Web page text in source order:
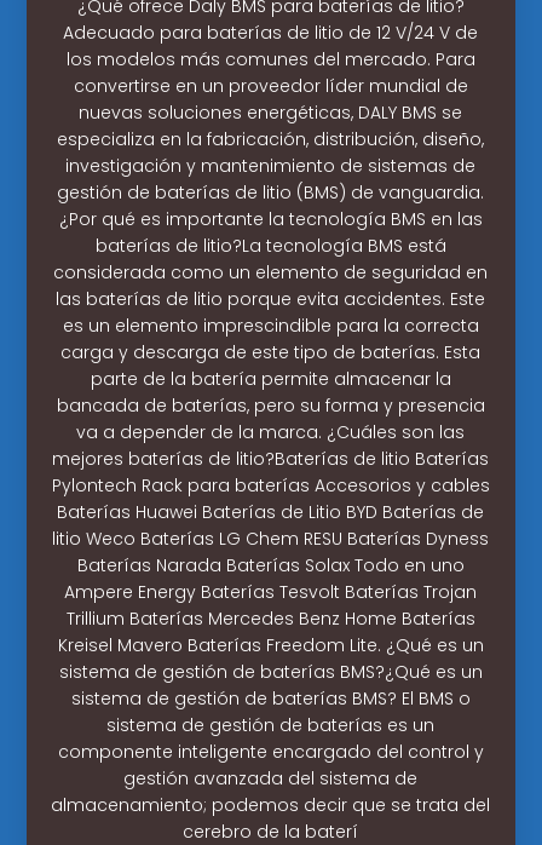
¿Qué ofrece Daly BMS para baterías de litio?
Adecuado para baterías de litio de 12 V/24 V de
los modelos más comunes del mercado. Para
convertirse en un proveedor líder mundial de
nuevas soluciones energéticas, DALY BMS se
especializa en la fabricación, distribución, diseño,
investigación y mantenimiento de sistemas de
gestión de baterías de litio (BMS) de vanguardia.
¿Por qué es importante la tecnología BMS en las
baterías de litio?La tecnología BMS está
considerada como un elemento de seguridad en
las baterías de litio porque evita accidentes. Este
es un elemento imprescindible para la correcta
carga y descarga de este tipo de baterías. Esta
parte de la batería permite almacenar la
bancada de baterías, pero su forma y presencia
va a depender de la marca. ¿Cuáles son las
mejores baterías de litio?Baterías de litio Baterías
Pylontech Rack para baterías Accesorios y cables
Baterías Huawei Baterías de Litio BYD Baterías de
litio Weco Baterías LG Chem RESU Baterías Dyness
Baterías Narada Baterías Solax Todo en uno
Ampere Energy Baterías Tesvolt Baterías Trojan
Trillium Baterías Mercedes Benz Home Baterías
Kreisel Mavero Baterías Freedom Lite. ¿Qué es un
sistema de gestión de baterías BMS?¿Qué es un
sistema de gestión de baterías BMS? El BMS o
sistema de gestión de baterías es un
componente inteligente encargado del control y
gestión avanzada del sistema de
almacenamiento; podemos decir que se trata del
cerebro de la baterí